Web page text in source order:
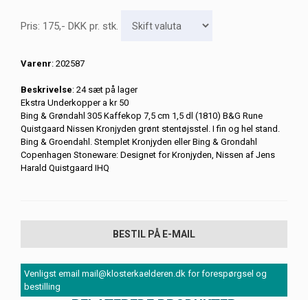
Pris: 175,- DKK pr. stk.
Varenr: 202587
Beskrivelse: 24 sæt på lager
Ekstra Underkopper a kr 50
Bing & Grøndahl 305 Kaffekop 7,5 cm 1,5 dl (1810) B&G Rune
Quistgaard Nissen Kronjyden grønt stentøjsstel. I fin og hel stand.
Bing & Groendahl. Stemplet Kronjyden eller Bing & Grondahl
Copenhagen Stoneware: Designet for Kronjyden, Nissen af Jens
Harald Quistgaard IHQ
BESTIL PÅ E-MAIL
Venligst email mail@klosterkaelderen.dk for forespørgsel og
bestilling